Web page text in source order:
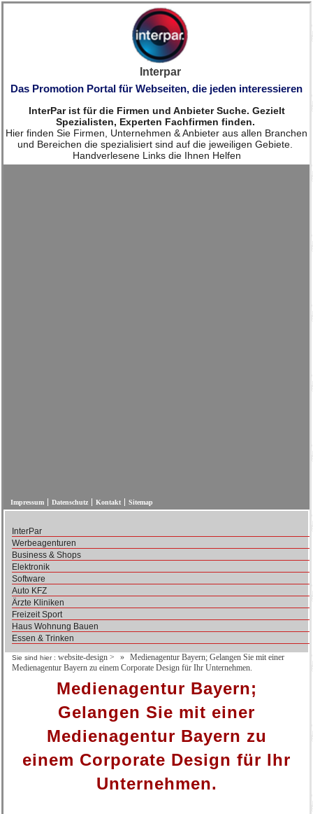
Interpar
Das Promotion Portal für Webseiten, die jeden interessieren
InterPar ist für die Firmen und Anbieter Suche. Gezielt
Spezialisten, Experten Fachfirmen finden.
Hier finden Sie Firmen, Unternehmen & Anbieter aus allen Branchen
und Bereichen die spezialisiert sind auf die jeweiligen Gebiete.
Handverlesene Links die Ihnen Helfen
Impressum Datenschutz Kontakt Sitemap
InterPar
Werbeagenturen
Business & Shops
Elektronik
Software
Auto KFZ
Ärzte Kliniken
Freizeit Sport
Haus Wohnung Bauen
Essen & Trinken
Sie sind hier : website-design >
Medienagentur Bayern; Gelangen Sie mit einer
Medienagentur Bayern zu einem Corporate Design für Ihr Unternehmen.
Medienagentur Bayern;
Gelangen Sie mit einer
Medienagentur Bayern zu
einem Corporate Design für Ihr
Unternehmen.